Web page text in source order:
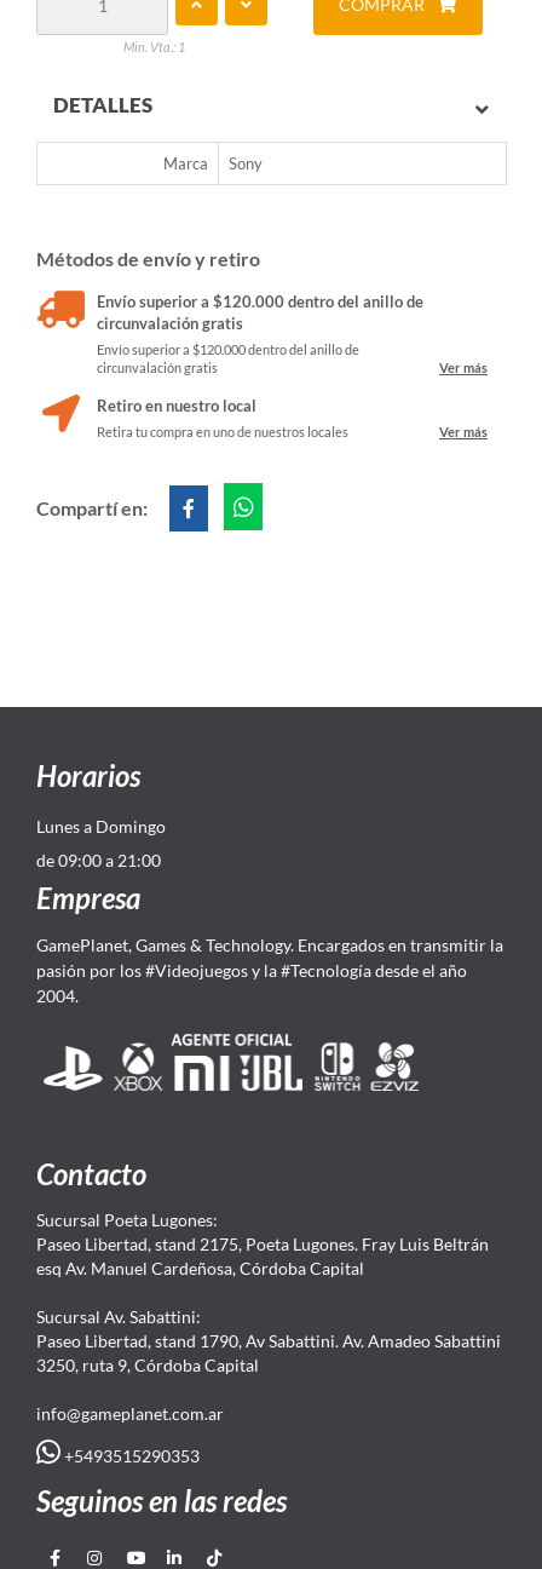
Min. Vta.: 1
COMPRAR
DETALLES
Marca Sony
Métodos de envío y retiro
Envío superior a $120.000 dentro del anillo de
circunvalación gratis
Envío superior a $120.000 dentro del anillo de
circunvalación gratis
Ver más
Retiro en nuestro local
Retira tu compra en uno de nuestros locales Ver más
Compartí en:
Horarios
Lunes a Domingo
de 09:00 a 21:00
Empresa
GamePlanet, Games & Technology. Encargados en transmitir la
pasión por los #Videojuegos y la #Tecnología desde el año
2004.
Contacto
Sucursal Poeta Lugones:
Paseo Libertad, stand 2175, Poeta Lugones. Fray Luis Beltrán
esq Av. Manuel Cardeñosa, Córdoba Capital
Sucursal Av. Sabattini:
Paseo Libertad, stand 1790, Av Sabattini. Av. Amadeo Sabattini
3250, ruta 9, Córdoba Capital
info@gameplanet.com.ar
+5493515290353
Seguinos en las redes